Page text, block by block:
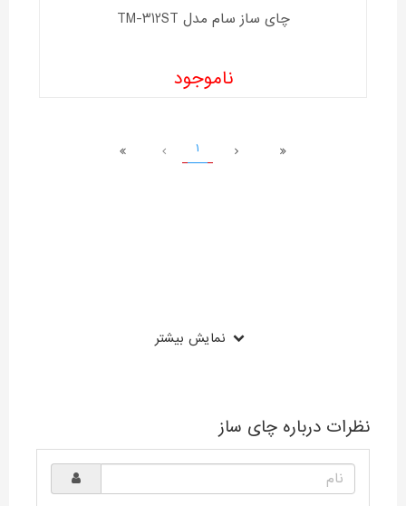
چای ساز سام مدل TM-312ST
ناموجود
1
نمایش بیشتر
نظرات درباره چای ساز